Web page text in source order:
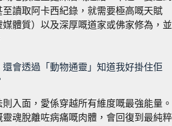
讀取阿卡西紀錄，就需要極高嘅天賦
媒體質）以及深厚嘅道家或佛家修為，並
會透過「動物通靈」知道我好掛住佢
入面，愛係穿越所有維度嘅最強能量。
魂脫離咗病痛嘅肉體，會回復到最純粹